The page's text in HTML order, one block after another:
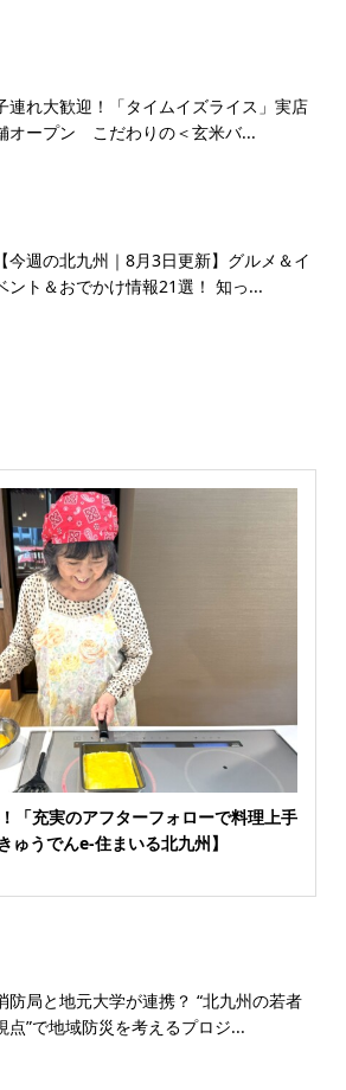
連れ大歓迎！「タイムイズライス」実店
オープン こだわりの＜玄米バ...
【今週の北九州｜8月3日更新】グルメ＆イ
ント＆おでかけ情報21選！ 知っ...
「充実のアフターフォローで料理上手
ゅうでんe-住まいる北九州】
防局と地元大学が連携？ “北九州の若者
点”で地域防災を考えるプロジ...